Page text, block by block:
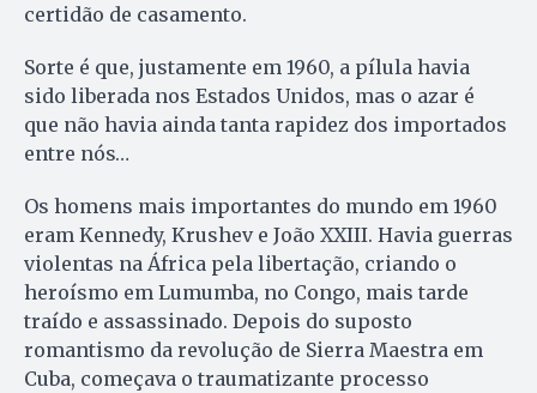
certidão de casamento.
Sorte é que, justamente em 1960, a pílula havia
sido liberada nos Estados Unidos, mas o azar é
que não havia ainda tanta rapidez dos importados
entre nós…
Os homens mais importantes do mundo em 1960
eram Kennedy, Krushev e João XXIII. Havia guerras
violentas na África pela libertação, criando o
heroísmo em Lumumba, no Congo, mais tarde
traído e assassinado. Depois do suposto
romantismo da revolução de Sierra Maestra em
Cuba, começava o traumatizante processo